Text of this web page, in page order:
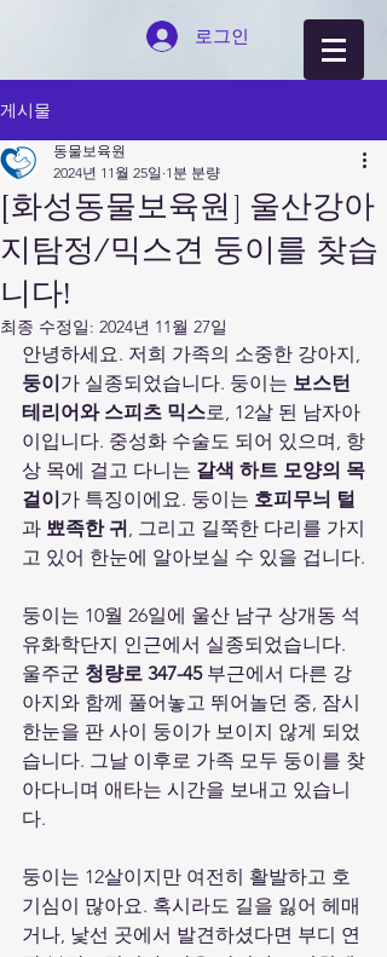
로그인
게시물
[화성동물보육원] 울산강아
지탐정/믹스견 둥이를 찾습
니다!
동물보육원
2024년 11월 25일 1분 분량
최종 수정일: 2024년 11월 27일
안녕하세요. 저희 가족의 소중한 강아지,
둥이가 실종되었습니다. 둥이는 보스턴
테리어와 스피츠 믹스로, 12살 된 남자아
이입니다. 중성화 수술도 되어 있으며, 항
상 목에 걸고 다니는 갈색 하트 모양의 목
걸이가 특징이에요. 둥이는 호피무늬 털
과 뾰족한 귀, 그리고 길쭉한 다리를 가지
고 있어 한눈에 알아보실 수 있을 겁니다.
둥이는 10월 26일에 울산 남구 상개동 석
유화학단지 인근에서 실종되었습니다.
울주군 청량로 347-45 부근에서 다른 강
아지와 함께 풀어놓고 뛰어놀던 중, 잠시
한눈을 판 사이 둥이가 보이지 않게 되었
습니다. 그날 이후로 가족 모두 둥이를 찾
아다니며 애타는 시간을 보내고 있습니
다.
둥이는 12살이지만 여전히 활발하고 호
기심이 많아요. 혹시라도 길을 잃어 헤매
거나, 낯선 곳에서 발견하셨다면 부디 연